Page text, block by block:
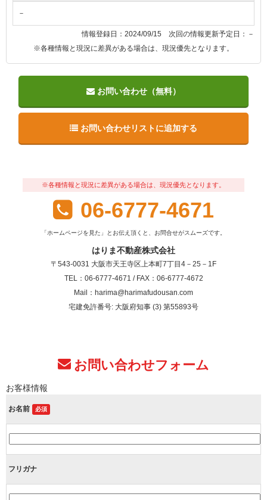
－
情報登録日：2024/09/15 次回の情報更新予定日：－
※各種情報と現況に差異がある場合は、現況優先となります。
お問い合わせ（無料）
お問い合わせリストに追加する
※各種情報と現況に差異がある場合は、現況優先となります。
06-6777-4671
「ホームページを見た」とお伝え頂くと、お問合せがスムーズです。
はりま不動産株式会社
〒543-0031 大阪市天王寺区上本町7丁目4－25－1F
TEL：06-6777-4671 / FAX：06-6777-4672
Mail：harima@harimafudousan.com
宅建免許番号: 大阪府知事 (3) 第55893号
お問い合わせフォーム
お客様情報
お名前 必須
フリガナ